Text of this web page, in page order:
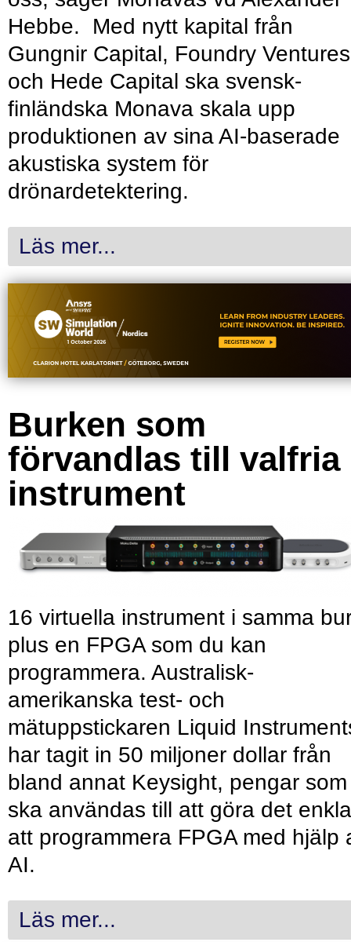
Hebbe. Med nytt kapital från
Gungnir Capital, Foundry Ventures
och Hede Capital ska svensk-
finländska Monava skala upp
produktionen av sina AI-baserade
akustiska system för
drönardetektering.
Läs mer...
Burken som
förvandlas till valfria
instrument
16 virtuella instrument i samma
plus en FPGA som du kan
programmera. Australisk-
amerikanska test- och
mätuppstickaren Liquid
har tagit in 50 miljoner dollar från
bland annat Keysight, pengar som
ska användas till att göra det
att programmera FPGA med hjälp
AI.
Läs mer...